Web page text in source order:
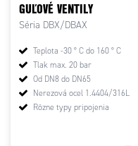
GUĽOVÉ VENTILY
Séria DBX/DBAX
Teplota -30 ° C do 160 ° C
Tlak max. 20 bar
Od DN8 do DN65
Nerezová ocel 1.4404/316L
Rôzne typy pripojenia